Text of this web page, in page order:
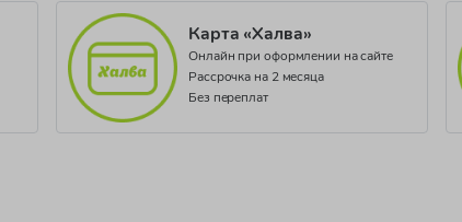
Карта «Халва»
Онлайн при оформлении на сайте
Рассрочка на 2 месяца
Без переплат